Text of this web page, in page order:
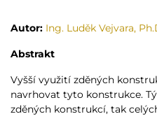
Autor: Ing. Luděk Vejvara,
Abstrakt
Vyšší využití zděných
navrhovat tyto konstrukce.
zděných konstrukcí, tak